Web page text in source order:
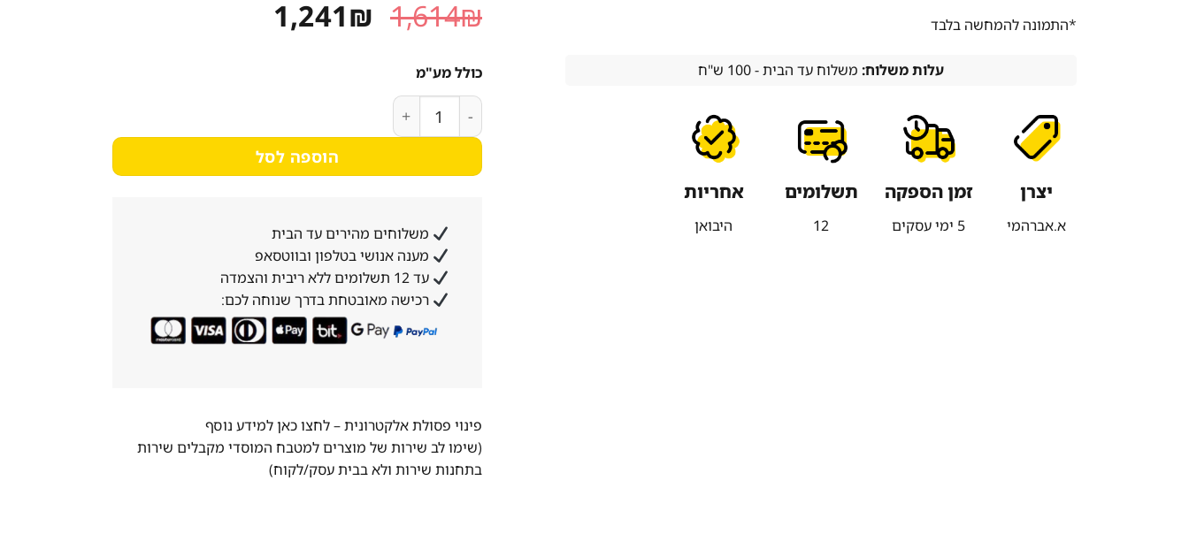
*התמונה להמחשה בלבד
עלות משלוח: משלוח עד הבית - 100 ש"ח
יצרן
א.אברהמי
זמן הספקה
5 ימי עסקים
תשלומים
12
אחריות
היבואן
1,614₪ המחיר
המקורי
1,241₪
כולל מע"מ
כמות של שולחן נירוסטה עומק 70 רוחב 160 ס"מ 201 עבה*HNN
הוספה לסל
משלוחים מהירים עד הבית
מענה אנושי בטלפון ובווטסאפ
עד 12 תשלומים ללא ריבית והצמדה
רכישה מאובטחת בדרך שנוחה לכם:
פינוי פסולת אלקטרונית –לחצו כאן למידע נוסף
(שימו לב שירות של מוצרים למטבח המוסדי מקבלים שירות
בתחנות שירות ולא בבית עסק/לקוח)